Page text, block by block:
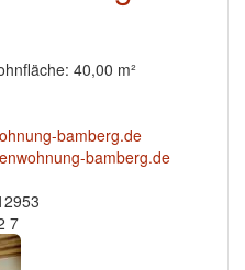
40,00 m²
bamberg.de
bamberg.de
7